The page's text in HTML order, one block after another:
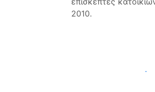
2010.
Προσελκύστε νέους